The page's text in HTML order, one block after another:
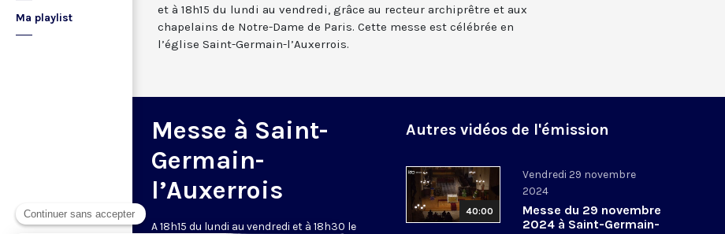
Ma playlist
et à 18h15 du lundi au vendredi, grâce au recteur archiprêtre et aux
chapelains de Notre-Dame de Paris. Cette messe est célébrée en
l’église Saint-Germain-l’Auxerrois.
Messe à Saint-
Germain-
l’Auxerrois
A 18h15 du lundi au vendredi et à 18h30 le
Autres vidéos de l'émission
40:00
Vendredi 29 novembre
2024
Messe du 29 novembre
2024 à Saint-Germain-